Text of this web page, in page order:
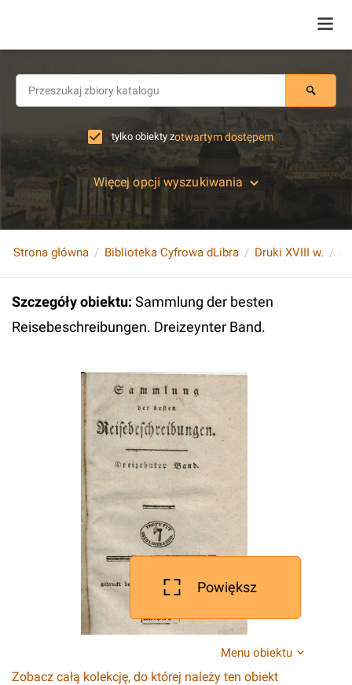
tylko obiekty zotwartym dostępem
Więcej opcji wyszukiwania
Strona główna Biblioteka Cyfrowa dLibra Druki XVIII w.
Szczegóły obiektu: Sammlung der besten
Reisebeschreibungen. Dreizeynter Band.
Powiększ
Menu obiektu
Zobacz całą kolekcję, do której należy ten obiekt